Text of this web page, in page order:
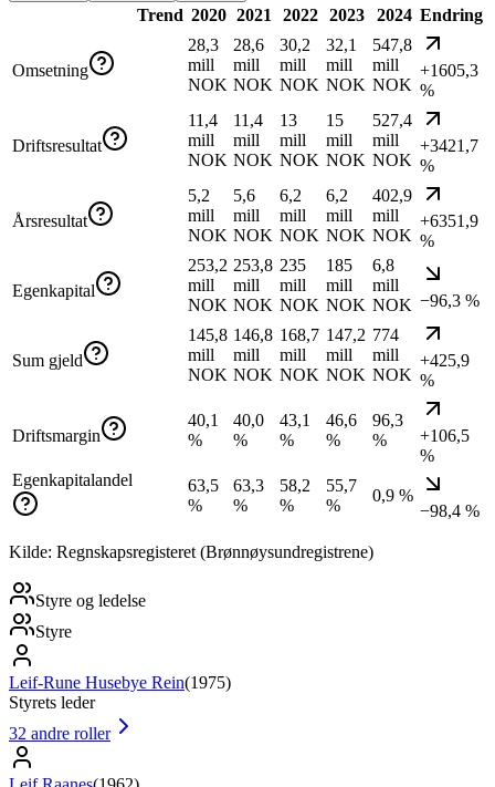
Trend 2020 2021 2022 2023 2024 Endring
Omsetning
28,3
mill
NOK
28,6
mill
NOK
30,2
mill
NOK
32,1
mill
NOK
547,8
mill
NOK
+1605,3
%
Driftsresultat
11,4
mill
NOK
11,4
mill
NOK
13
mill
NOK
15
mill
NOK
527,4
mill
NOK
+3421,7
%
Årsresultat
5,2
mill
NOK
5,6
mill
NOK
6,2
mill
NOK
6,2
mill
NOK
402,9
mill
NOK
+6351,9
%
Egenkapital
253,2
mill
NOK
253,8
mill
NOK
235
mill
NOK
185
mill
NOK
6,8
mill
NOK −96,3 %
Sum gjeld
145,8
mill
NOK
146,8
mill
NOK
168,7
mill
NOK
147,2
mill
NOK
774
mill
NOK
+425,9
%
Driftsmargin
40,1
%
40,0
%
43,1
%
46,6
%
96,3
%
+106,5
%
Egenkapitalandel
63,5
%
63,3
%
58,2
%
55,7
%
0,9 %
−98,4 %
Kilde: Regnskapsregisteret (Brønnøysundregistrene)
Styre og ledelse
Styre
Leif-Rune Husebye Rein(1975)
Styrets leder
32 andre roller